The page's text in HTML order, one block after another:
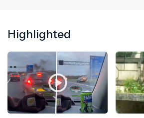
Highlighted